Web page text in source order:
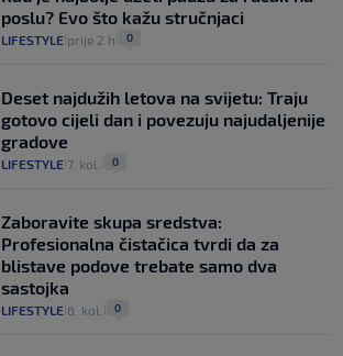
poslu? Evo što kažu stručnjaci
LIFESTYLE prije 2 h 0
Deset najdužih letova na svijetu: Traju
gotovo cijeli dan i povezuju najudaljenije
gradove
LIFESTYLE 7. kol. 0
Zaboravite skupa sredstva:
Profesionalna čistačica tvrdi da za
blistave podove trebate samo dva
sastojka
LIFESTYLE 6. kol. 0